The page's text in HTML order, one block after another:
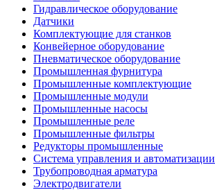
Гидравлическое оборудование
Датчики
Комплектующие для станков
Конвейерное оборудование
Пневматическое оборудование
Промышленная фурнитура
Промышленные комплектующие
Промышленные модули
Промышленные насосы
Промышленные реле
Промышленные фильтры
Редукторы промышленные
Система управления и автоматизации
Трубопроводная арматура
Электродвигатели